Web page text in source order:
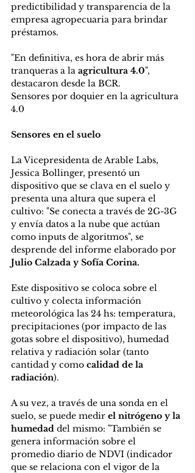
predictibilidad y transparencia de la
empresa agropecuaria para brindar
préstamos.
"En definitiva, es hora de abrir más
tranqueras a la agricultura 4.0",
destacaron desde la BCR.
Sensores por doquier en la agricultura
4.0
Sensores en el suelo
La Vicepresidenta de Arable Labs,
Jessica Bollinger, presentó un
dispositivo que se clava en el suelo y
presenta una altura que supera el
cultivo: "Se conecta a través de 2G-3G
y envía datos a la nube que actúan
como inputs de algoritmos", se
desprende del informe elaborado por
Julio Calzada y Sofía Corina.
Este dispositivo se coloca sobre el
cultivo y colecta información
meteorológica las 24 hs: temperatura,
precipitaciones (por impacto de las
gotas sobre el dispositivo), humedad
relativa y radiación solar (tanto
cantidad y como calidad de la
radiación).
A su vez, a través de una sonda en el
suelo, se puede medir el nitrógeno y la
humedad del mismo: "También se
genera información sobre el
promedio diario de NDVI (indicador
que se relaciona con el vigor de la